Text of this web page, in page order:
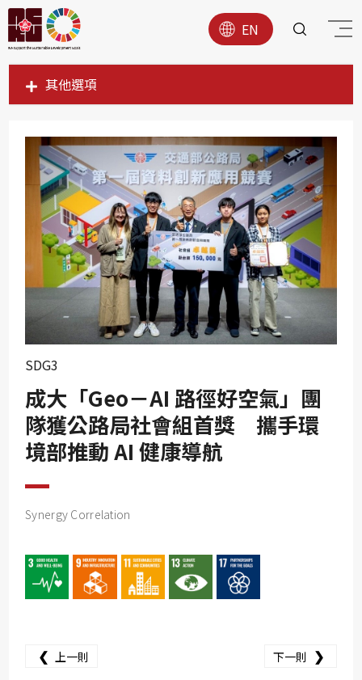
EN
其他選項
SDG1
SDG3
SDG5
SDG6
SDG7
SDG8
SDG9
SDG11
SDG12
SDG13
SDG17
SDG3
成大「Geo－AI 路徑好空氣」團
隊獲公路局社會組首獎 攜手環
境部推動 AI 健康導航
Synergy Correlation
❮ 上一則 下一則 ❯